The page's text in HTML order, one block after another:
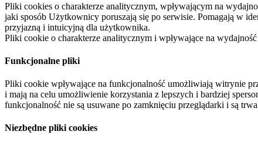
Pliki cookies o charakterze analitycznym, wpływającym na
jaki sposób Użytkownicy poruszają się po serwisie. Pomagają w
przyjazną i intuicyjną dla użytkownika.
Pliki cookie o charakterze analitycznym i wpływające na
Funkcjonalne pliki
Pliki cookie wpływające na funkcjonalność umożliwiają witrynie
i mają na celu umożliwienie korzystania z lepszych i bardziej
funkcjonalność nie są usuwane po zamknięciu przeglądarki i są
Niezbędne pliki cookies